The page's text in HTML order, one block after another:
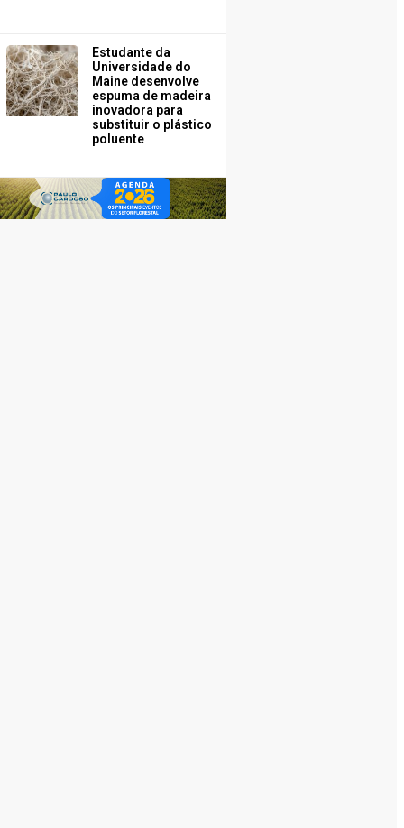
Estudante da
Universidade do
Maine desenvolve
espuma de madeira
inovadora para
substituir o plástico
poluente